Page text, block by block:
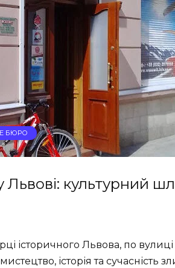
БЮРО
Львові: культурний
історичного Львова, по
історія та